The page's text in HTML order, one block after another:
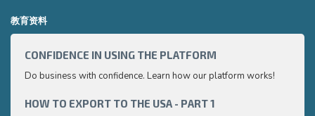
教育资料
CONFIDENCE IN USING THE PLATFORM
Do business with confidence. Learn how our platform works!
HOW TO EXPORT TO THE USA - PART 1